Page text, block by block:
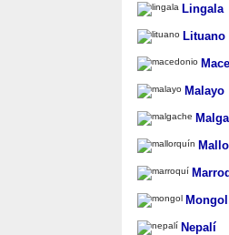
Lingala
Lituano
Malayo
Mongol
Nepalí